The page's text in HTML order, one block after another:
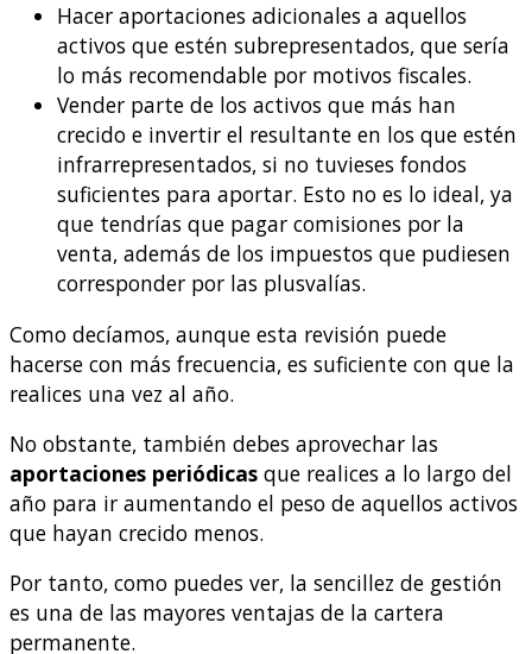
Hacer aportaciones adicionales a aquellos
activos que estén subrepresentados, que sería
lo más recomendable por motivos fiscales.
Vender parte de los activos que más han
crecido e invertir el resultante en los que estén
infrarrepresentados, si no tuvieses fondos
suficientes para aportar. Esto no es lo ideal, ya
que tendrías que pagar comisiones por la
venta, además de los impuestos que pudiesen
corresponder por las plusvalías.
Como decíamos, aunque esta revisión puede
hacerse con más frecuencia, es suficiente con que la
realices una vez al año.
No obstante, también debes aprovechar las
aportaciones periódicas que realices a lo largo del
año para ir aumentando el peso de aquellos activos
que hayan crecido menos.
Por tanto, como puedes ver, la sencillez de gestión
es una de las mayores ventajas de la cartera
permanente.